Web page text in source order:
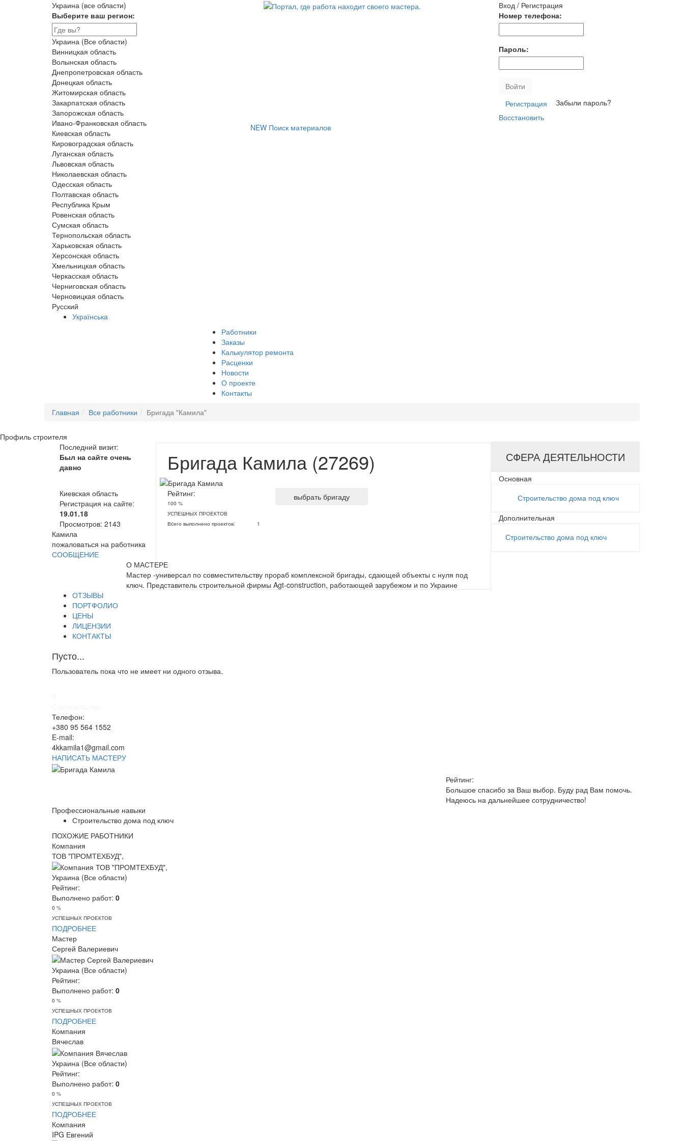
Украина (все области)
Выберите ваш регион:
Украина (Все области)
Винницкая область
Волынская область
Днепропетровская область
Донецкая область
Житомирская область
Закарпатская область
Запорожская область
Ивано-Франковская область
Киевская область
Кировоградская область
Луганская область
Львовская область
Николаевская область
Одесская область
Полтавская область
Республика Крым
Ровенская область
Сумская область
Тернопольская область
Харьковская область
Херсонская область
Хмельницкая область
Черкасская область
Черниговская область
Черновицкая область
Русский
Українська
Вход / Регистрация
Номер телефона:
Пароль:
Войти
Регистрация
Забыли пароль?
Восстановить
NEW Поиск материалов
Работники
Заказы
Калькулятор ремонта
Расценки
Новости
О проекте
Контакты
Главная
Все работники Бригада "Камила"
Профиль строителя
Последний визит:
Был на сайте очень
давно
Бригада Камила (27269)
Киевская область
Регистрация на сайте:
19.01.18
Просмотров: 2143
Рейтинг:
100 %
УСПЕШНЫХ ПРОЕКТОВ
Вcего выполнено проектов:
1
выбрать бригаду
Камила
пожаловаться на работника
СООБЩЕНИЕ
О МАСТЕРЕ
Мастер -универсал по совместительству прораб комплексной бригады, сдающей объекты с нуля под
ключ. Представитель строительной фирмы Agt-construction, работающей зарубежом и по Украине
СФЕРА ДЕЯТЕЛЬНОСТИ
Основная
Строительство дома под ключ
Дополнительная
Строительство дома под ключ
ОТЗЫВЫ
ПОРТФОЛИО
ЦЕНЫ
ЛИЦЕНЗИИ
КОНТАКТЫ
Пусто...
Пользователь пока что не имеет ни одного отзыва.
Телефон:
+380 95 564 1552
E-mail:
4kkamila1@gmail.com
НАПИСАТЬ МАСТЕРУ
Рейтинг:
Большое спасибо за Ваш выбор. Буду рад Вам помочь.
Надеюсь на дальнейшее сотрудничество!
Профессиональные навыки
Строительство дома под ключ
ПОХОЖИЕ РАБОТНИКИ
Компания
ТОВ "ПРОМТЕХБУД",
Украина (Все области)
Рейтинг:
Выполнено работ: 0
0 %
УСПЕШНЫХ ПРОЕКТОВ
ПОДРОБНЕЕ
Мастер
Сергей Валериевич
Украина (Все области)
Рейтинг:
Выполнено работ: 0
0 %
УСПЕШНЫХ ПРОЕКТОВ
ПОДРОБНЕЕ
Компания
Вячеслав
Украина (Все области)
Рейтинг:
Выполнено работ: 0
0 %
УСПЕШНЫХ ПРОЕКТОВ
ПОДРОБНЕЕ
Компания
IPG Евгений